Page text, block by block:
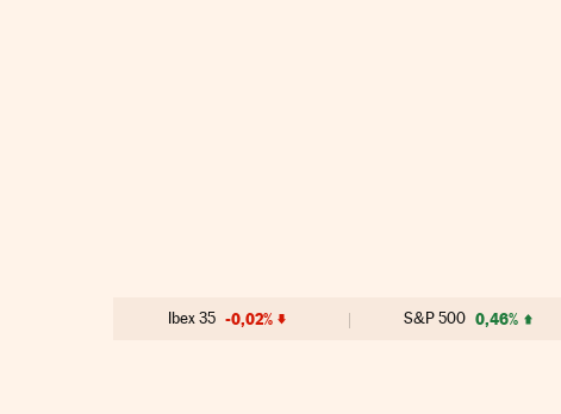
Ibex 35 -0,02% S&P 500 0,46%